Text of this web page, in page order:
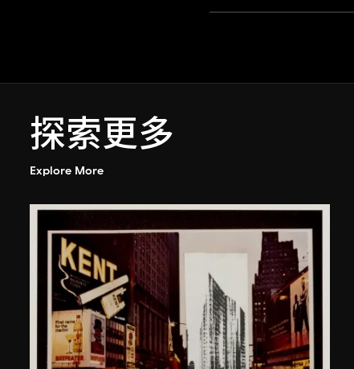
探索更多
Explore More